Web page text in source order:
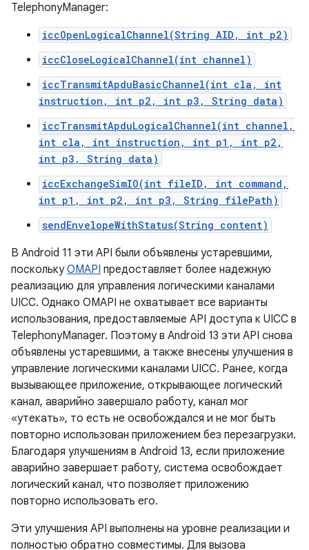
TelephonyManager:
iccOpenLogicalChannel(String AID, int p2)
iccCloseLogicalChannel(int channel)
iccTransmitApduBasicChannel(int cla, int
instruction, int p2, int p3, String data)
iccTransmitApduLogicalChannel(int channel,
int cla, int instruction, int p1, int p2,
int p3, String data)
iccExchangeSimIO(int fileID, int command,
int p1, int p2, int p3, String filePath)
sendEnvelopeWithStatus(String content)
В Android 11 эти API были объявлены устаревшими,
посколькуOMAPI предоставляет более надежную
реализацию для управления логическими каналами
UICC. Однако OMAPI не охватывает все варианты
использования, предоставляемые API доступа к UICC в
TelephonyManager. Поэтому в Android 13 эти API снова
объявлены устаревшими, а также внесены улучшения в
управление логическими каналами UICC. Ранее, когда
вызывающее приложение, открывающее логический
канал, аварийно завершало работу, канал мог
«утекать», то есть не освобождался и не мог быть
повторно использован приложением без перезагрузки.
Благодаря улучшениям в Android 13, если приложение
аварийно завершает работу, система освобождает
логический канал, что позволяет приложению
повторно использовать его.
Эти улучшения API выполнены на уровне реализации и
полностью обратно совместимы. Для вызова